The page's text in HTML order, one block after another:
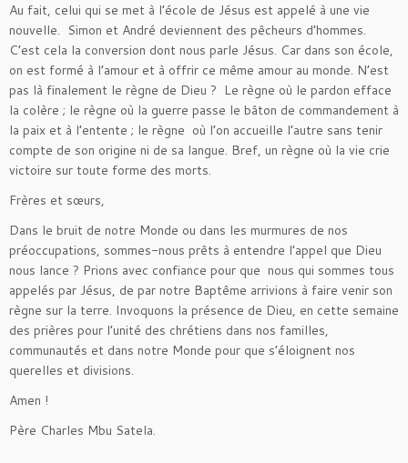
Au fait, celui qui se met à l’école de Jésus est appelé à une vie
nouvelle. Simon et André deviennent des pêcheurs d’hommes.
C’est cela la conversion dont nous parle Jésus. Car dans son école,
on est formé à l’amour et à offrir ce même amour au monde. N’est
pas là finalement le règne de Dieu ? Le règne où le pardon efface
la colère ; le règne où la guerre passe le bâton de commandement à
la paix et à l’entente ; le règne où l’on accueille l’autre sans tenir
compte de son origine ni de sa langue. Bref, un règne où la vie crie
victoire sur toute forme des morts.
Frères et sœurs,
Dans le bruit de notre Monde ou dans les murmures de nos
préoccupations, sommes-nous prêts à entendre l’appel que Dieu
nous lance ? Prions avec confiance pour que nous qui sommes tous
appelés par Jésus, de par notre Baptême arrivions à faire venir son
règne sur la terre. Invoquons la présence de Dieu, en cette semaine
des prières pour l’unité des chrétiens dans nos familles,
communautés et dans notre Monde pour que s’éloignent nos
querelles et divisions.
Amen !
Père Charles Mbu Satela.